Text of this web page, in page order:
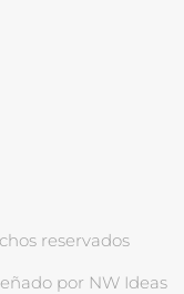
reservados
por NW Ideas